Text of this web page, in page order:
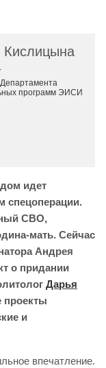
Кислицына
программ ЭИСИ
идет
спецоперации.
СВО,
мать. Сейчас
Андрея
о придании
Дарья
проекты
и
впечатление.